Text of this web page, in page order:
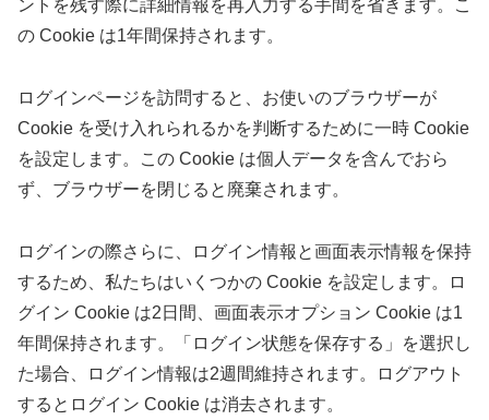
ントを残す際に詳細情報を再入力する手間を省きます。こ
の Cookie は1年間保持されます。
ログインページを訪問すると、お使いのブラウザーが
Cookie を受け入れられるかを判断するために一時 Cookie
を設定します。この Cookie は個人データを含んでおら
ず、ブラウザーを閉じると廃棄されます。
ログインの際さらに、ログイン情報と画面表示情報を保持
するため、私たちはいくつかの Cookie を設定します。ロ
グイン Cookie は2日間、画面表示オプション Cookie は1
年間保持されます。「ログイン状態を保存する」を選択し
た場合、ログイン情報は2週間維持されます。ログアウト
するとログイン Cookie は消去されます。